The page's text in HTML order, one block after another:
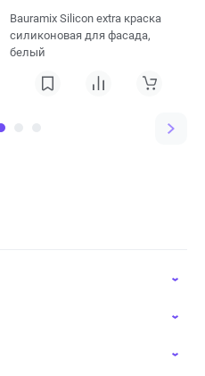
Bauramix Silicon extra краска
силиконовая для фасада,
белый